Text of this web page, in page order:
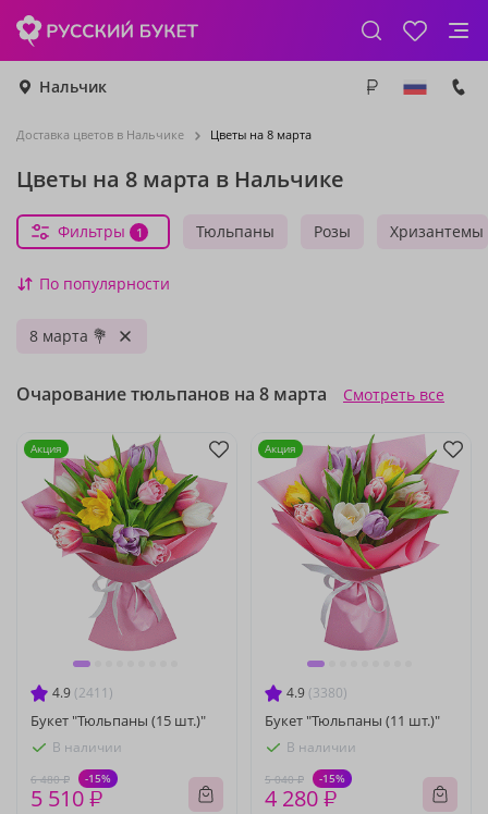
Нальчик
Доставка цветов в Нальчике Цветы на 8 марта
Цветы на 8 марта в Нальчике
Тюльпаны Розы Хризантемы
Фильтры 1
По популярности
8 марта 💐
Очарование тюльпанов на 8 марта Смотреть все
4.9 (2411)
Букет "Тюльпаны (15 шт.)"
В наличии
6 480 ₽ -15%
5 510 ₽
Акция
4.9 (3380)
Букет "Тюльпаны (11 шт.)"
В наличии
5 040 ₽ -15%
4 280 ₽
Акция